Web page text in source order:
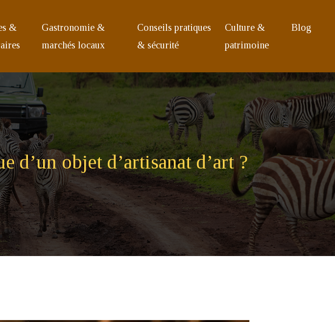
&
Gastronomie &
marchés locaux
Conseils pratiques
& sécurité
Culture &
patrimoine
Blog
d’un objet d’artisanat d’art ?